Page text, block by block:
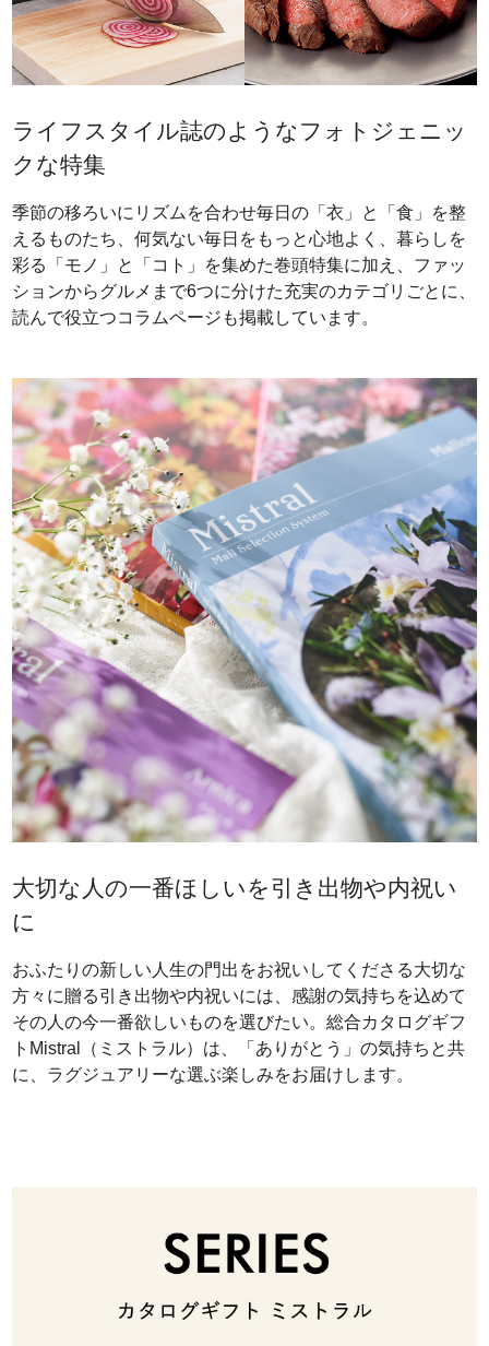
ライフスタイル誌のようなフォトジェニッ
クな特集
季節の移ろいにリズムを合わせ毎日の「衣」と「食」を整
えるものたち、何気ない毎日をもっと心地よく、暮らしを
彩る「モノ」と「コト」を集めた巻頭特集に加え、ファッ
ションからグルメまで6つに分けた充実のカテゴリごとに、
読んで役立つコラムページも掲載しています。
大切な人の一番ほしいを引き出物や内祝い
に
おふたりの新しい人生の門出をお祝いしてくださる大切な
方々に贈る引き出物や内祝いには、感謝の気持ちを込めて
その人の今一番欲しいものを選びたい。総合カタログギフ
トMistral（ミストラル）は、「ありがとう」の気持ちと共
に、ラグジュアリーな選ぶ楽しみをお届けします。